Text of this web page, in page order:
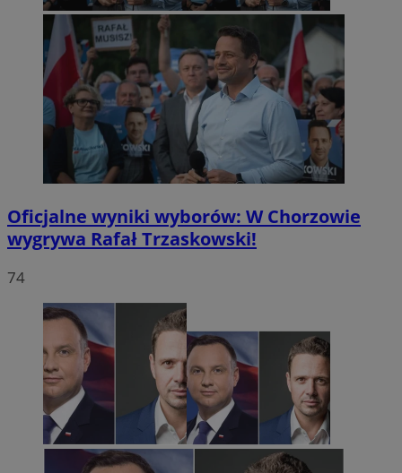
Oficjalne wyniki wyborów: W Chorzowie
wygrywa Rafał Trzaskowski!
74